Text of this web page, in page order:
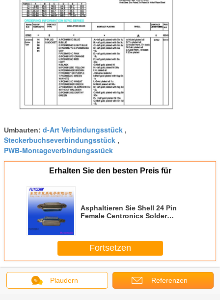
Umbauten: d-Art Verbindungsstück ,
Steckerbuchseverbindungsstück ,
PWB-Montageverbindungsstück
Erhalten Sie den besten Preis für
Asphaltieren Sie Shell 24 Pin
Female Centronics Solder
Fortsetzen
Mehr Centronics-Verbindungsstück
Plaudern Referenzen